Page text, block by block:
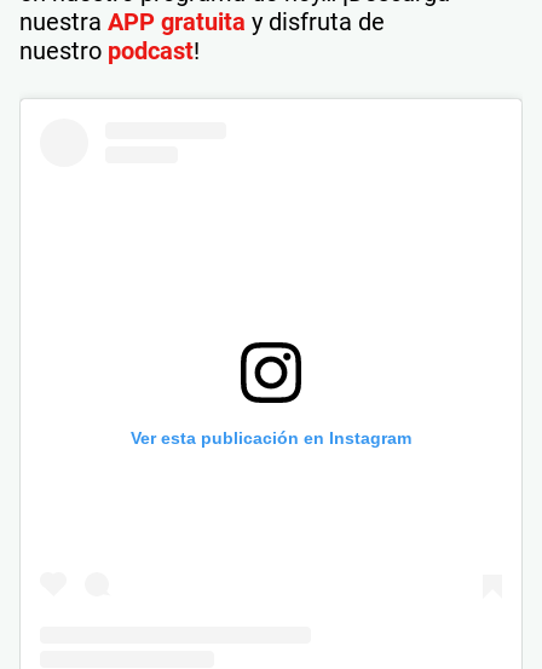
nuestra APP gratuita y disfruta de
nuestro podcast!
Ver esta publicación en Instagram